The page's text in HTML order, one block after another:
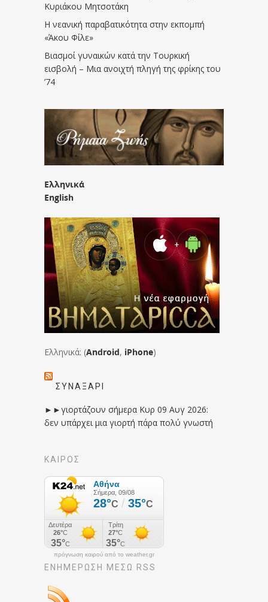
Κυριάκου Μητσοτάκη
Η νεανική παραβατικότητα στην εκπομπή
«Άκου Φίλε»
Βιασμοί γυναικών κατά την Τουρκική
εισβολή – Μια ανοιχτή πληγή της φρίκης του
’74
Ελληνικά
English
Ελληνικά: (Android, iPhone)
ΣΥΝΑΞΆΡΙ
►►γιορτάζουν σήμερα Κυρ 09 Αυγ 2026:
δεν υπάρχει μια γιορτή πάρα πολύ γνωστή
ΚΑΙΡΟΣ
πρόγνωση καιρού από το weather.gr
ΕΝΗΜΈΡΩΣΉ ΜΕΣΩ RSS